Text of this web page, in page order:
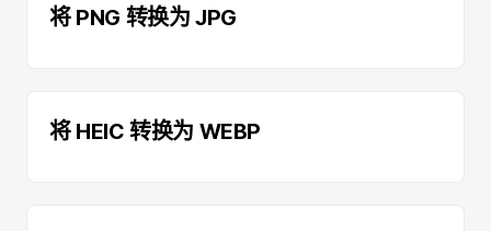
将 PNG 转换为 JPG
将 HEIC 转换为 WEBP